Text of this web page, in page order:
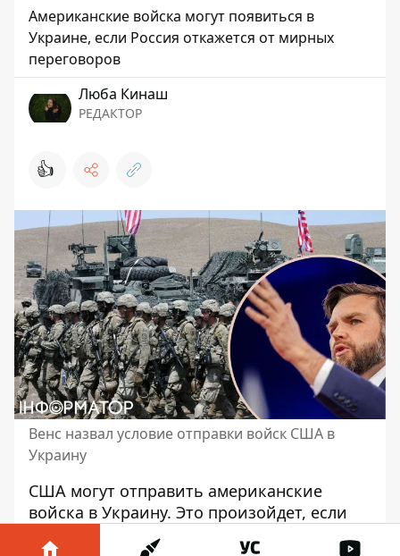
Американские войска могут появиться в
Украине, если Россия откажется от мирных
переговоров
Люба Кинаш
РЕДАКТОР
👍
Венс назвал условие отправки войск США в
Украину
США могут отправить американские
войска в Украину. Это произойдет, если
Россия откажется